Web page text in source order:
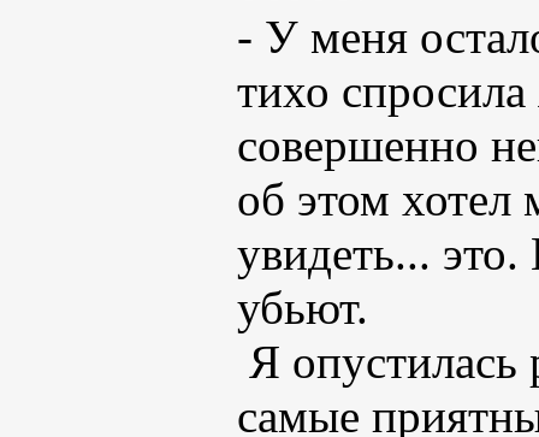
- У меня
тихо
совершенно
об этом хотел
увидеть... это.
убьют.
Я
самые